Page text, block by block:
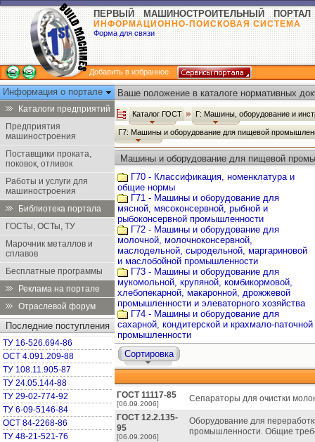
ПЕРВЫЙ МАШИНОСТРОИТЕЛЬНЫЙ ПОРТАЛ
ИНФОРМАЦИОННО-ПОИСКОВАЯ СИСТЕМА
Форма для связи
Добавить в избранное
Информация о портале
Каталоги предприятий
Предприятия
машиностроения
Поставщики проката,
поковок, отливок
Работы и услуги для
машиностроения
Библиотека портала
ГОСТы, ОСТы, ТУ
Марочник металлов и
сплавов
Бесплатные программы
Реклама на портале
Отраслевой форум
Последние поступления
ТУ 16-526.694-86
ОСТ 4.091.209-88
ТУ 108.11.905-87
ТУ 24.05.144-88
ТУ 29-02-774-92
ТУ 6-09-5146-84
ОСТ 84-2268-86
ТУ 48-21-521-76
Ваше положение в каталоге нормативных
Каталог ГОСТ Г: Машины, оборудование и
Г7: Машины и оборудование для пищевой
Машины и оборудование для пищевой
Г70 - Классификация, номенклатура и
общие нормы
Г71 - Машины и оборудование для
мясной, мясоконсервной, рыбной и
рыбоконсервной промышленности
Г72 - Машины и оборудование для
молочной, молочноконсервной,
маслодельной, сыродельной, маргариновой
и маслобойной промышленности
Г73 - Машины и оборудование для
мукомольной, крупяной, комбикормовой,
хлебопекарной, макаронной, дрожжевой
промышленности и элеваторного хозяйства
Г74 - Машины и оборудование для
сахарной, кондитерской и крахмало-паточной
промышленности
Сортировка
ГОСТ 11117-85
[06.09.2006]
Сепараторы для очистки
ГОСТ 12.2.135-
95
[06.09.2006]
Оборудование для
промышленности. Общие